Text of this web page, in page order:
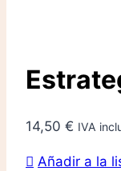
14,50 € IVA
Añadir a la